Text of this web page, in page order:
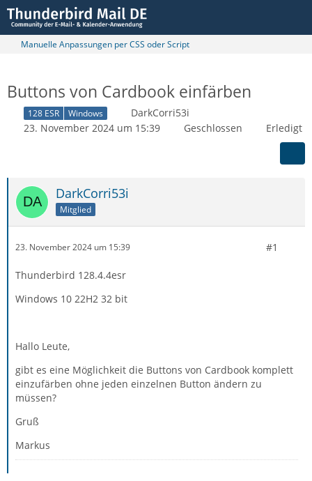
Manuelle Anpassungen per CSS oder Script
Buttons von Cardbook einfärben
128 ESR Windows
DarkCorri53i
23. November 2024 um 15:39
Geschlossen Erledigt
DarkCorri53i
Mitglied
23. November 2024 um 15:39 #1
Thunderbird 128.4.4esr
Windows 10 22H2 32 bit
Hallo Leute,
gibt es eine Möglichkeit die Buttons von Cardbook komplett
einzufärben ohne jeden einzelnen Button ändern zu
müssen?
Gruß
Markus